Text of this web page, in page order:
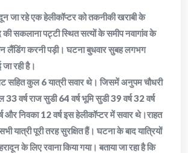
जा रहे एक हेलीकॉप्टर को तकनीकी खराबी के
सकलाना पट्टी स्थित सत्यों के समीप नवागांव के
लैंडिंग करनी पड़ी। घटना बुधवार सुबह लगभग
रही है।
सहित कुल 6 यात्री सवार थे। जिसमें अनुपम चौधरी
33 वर्ष राज सुडी 64 वर्ष भूमि सुडी 39 वर्ष 32 वर्ष
और निवका 12 वर्ष इस हेलीकॉप्टर में सवार थे।राहत
यात्री पूरी तरह सुरक्षित हैं। घटना के बाद यात्रियों
के लिए रवाना किया गया। बताया जा रहा है कि